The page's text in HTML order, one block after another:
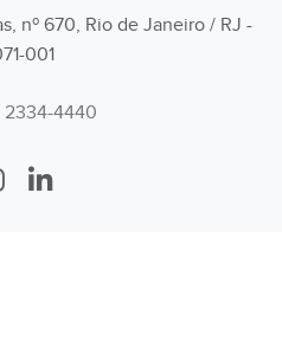
nº 670, Rio de Janeiro / RJ -
001
2334-4440